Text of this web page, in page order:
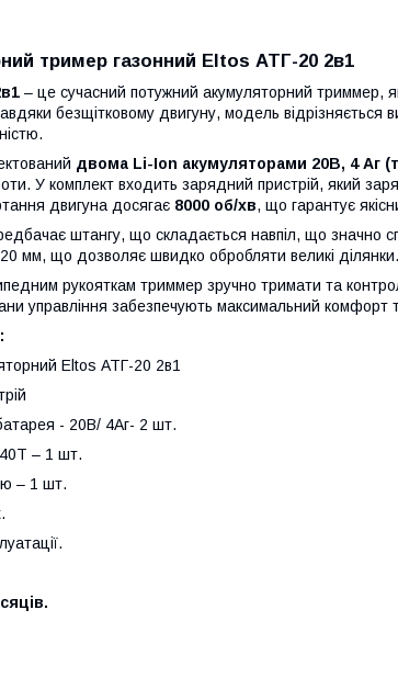
тример газонний Eltos АТГ-20 2в1
– це сучасний потужний акумуляторний триммер,
безщітковому двигуну, модель відрізняється
двома Li-Ion акумуляторами 20В, 4 Аг
У комплект входить зарядний пристрій, який
двигуна досягає 8000 об/хв, що гарантує
штангу, що складається навпіл, що значно
мм, що дозволяє швидко обробляти великі ділянки.
рукояткам триммер зручно тримати та
управління забезпечують максимальний комфорт
Eltos АТГ-20 2в1
- 20В/ 4Аг- 2 шт.
– 1 шт.
– 1 шт.